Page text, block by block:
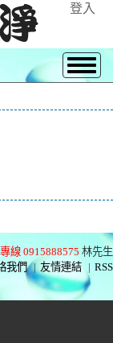
登入
線 0915888575 林先生
我們 | 友情連結 | RSS